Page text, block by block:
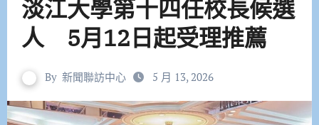
淡江大學第十四任校長候選
人 5月12日起受理推薦
By 新聞聯訪中心 5 月 13, 2026